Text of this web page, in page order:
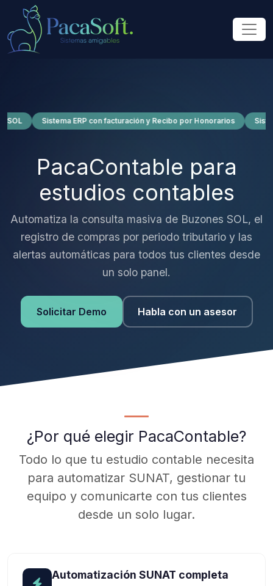
Sistema ERP con facturación y Recibo por Honorarios Sistema
PacaContable para
estudios contables
Automatiza la consulta masiva de Buzones SOL, el
registro de compras por periodo tributario y las
alertas automáticas para todos tus clientes desde
un solo panel.
Solicitar Demo Habla con un asesor
¿Por qué elegir PacaContable?
Todo lo que tu estudio contable necesita
para automatizar SUNAT, gestionar tu
equipo y comunicarte con tus clientes
desde un solo lugar.
Automatización SUNAT completa